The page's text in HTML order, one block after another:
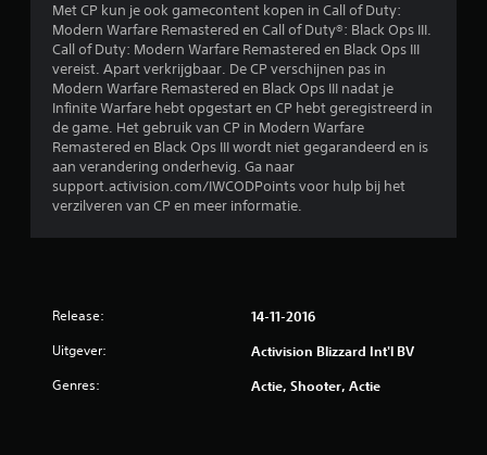
Met CP kun je ook gamecontent kopen in Call of Duty:
Modern Warfare Remastered en Call of Duty®: Black Ops III.
Call of Duty: Modern Warfare Remastered en Black Ops III
vereist. Apart verkrijgbaar. De CP verschijnen pas in
Modern Warfare Remastered en Black Ops III nadat je
Infinite Warfare hebt opgestart en CP hebt geregistreerd in
de game. Het gebruik van CP in Modern Warfare
Remastered en Black Ops III wordt niet gegarandeerd en is
aan verandering onderhevig. Ga naar
support.activision.com/IWCODPoints voor hulp bij het
verzilveren van CP en meer informatie.
Release: 14-11-2016
Uitgever: Activision Blizzard Int'l BV
Genres: Actie, Shooter, Actie